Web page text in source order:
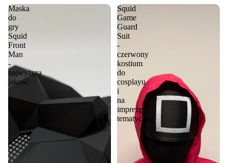
Maska
do
gry
Squid
Front
Man
-
najwyższa
jakość
Squid
Game
Guard
Suit
-
czerwony
kostium
do
cosplayu
i
na
imprezę
tematyczną